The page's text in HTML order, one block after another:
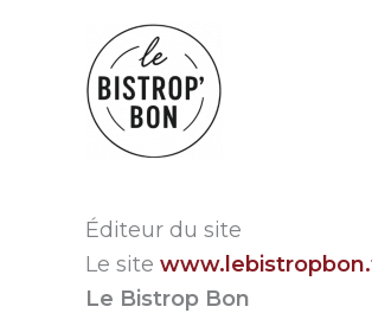
contenu
Éditeur du site
Le site
Le Bistrop Bon